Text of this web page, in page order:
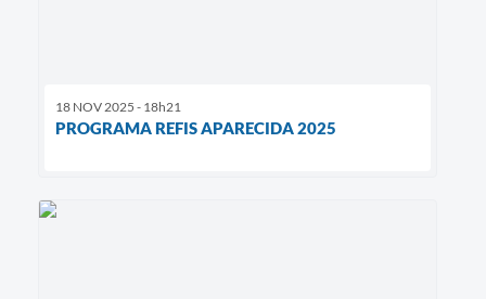
18 NOV 2025 - 18h21
PROGRAMA REFIS APARECIDA 2025